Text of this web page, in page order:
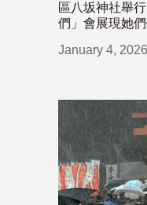
區八坂神社舉
們」會展現她
January 4, 2026